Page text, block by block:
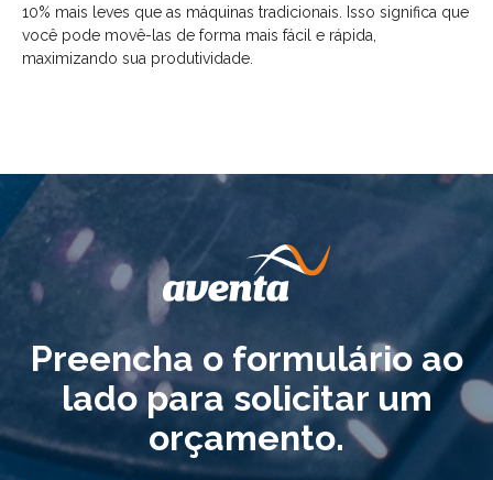
10% mais leves que as máquinas tradicionais. Isso significa que
você pode movê-las de forma mais fácil e rápida,
maximizando sua produtividade.
Preencha o formulário ao
lado para solicitar um
orçamento.